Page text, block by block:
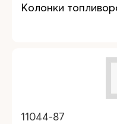
Колонки
11044-87